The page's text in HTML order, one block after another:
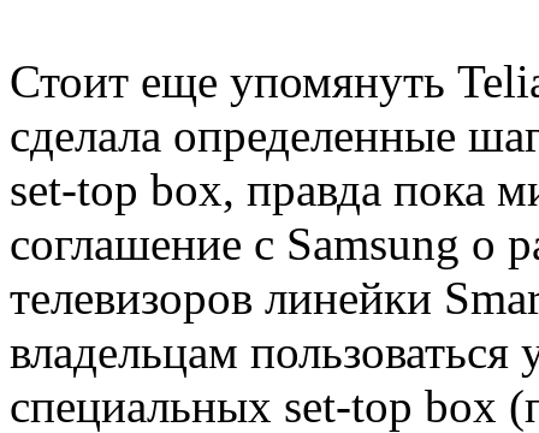
Стоит еще упомянуть
сделала определенные
set-top box, правда пока
соглашение с Samsung о
телевизоров линейки
владельцам
специальных set-top box